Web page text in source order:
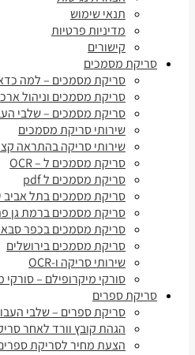
תנאי שימוש
מדיניות פרטיות
קישורים
סריקת מסמכים
סריקת מסמכים – למה
סריקת מסמכים וניהול
סריקת מסמכים – שלבי
שירותי סריקת מסמכים
שירותי סריקה בהתראה
סריקת מסמכים ל – OCR
סריקת מסמכים ל pdf
סריקת מסמכים בתל אביב
סריקת מסמכים ברמת גן
סריקת מסמכים בכפר סבא
סריקת מסמכים בירושלים
שירותי סריקה ו-OCR
סורקי מיקרופילם – סורקי
סריקת ספרים
סריקת ספרים – שלבי
הגהת קובץ וורד לאחר
הצעת מחיר לסריקת